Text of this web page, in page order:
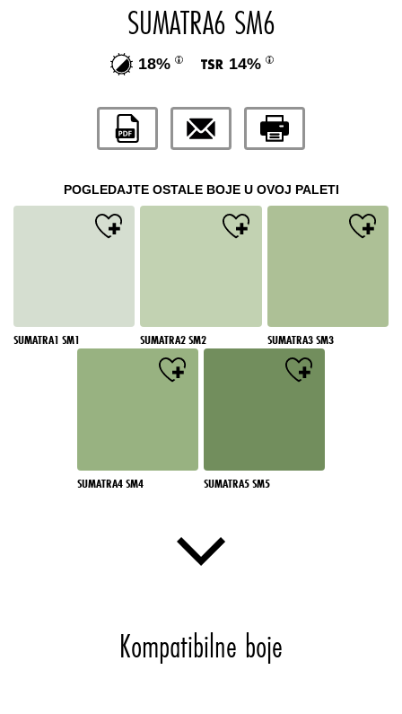
SUMATRA6 SM6
18% 14%
POGLEDAJTE OSTALE BOJE U OVOJ PALETI
SUMATRA1 SM1 SUMATRA2 SM2 SUMATRA3 SM3
SUMATRA4 SM4 SUMATRA5 SM5
Kompatibilne boje